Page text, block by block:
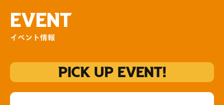
EVENT
イベント情報
PICK UP EVENT!